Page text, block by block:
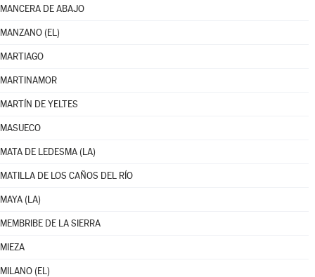
MANCERA DE ABAJO
MANZANO (EL)
MARTIAGO
MARTINAMOR
MARTÍN DE YELTES
MASUECO
MATA DE LEDESMA (LA)
MATILLA DE LOS CAÑOS DEL RÍO
MAYA (LA)
MEMBRIBE DE LA SIERRA
MIEZA
MILANO (EL)